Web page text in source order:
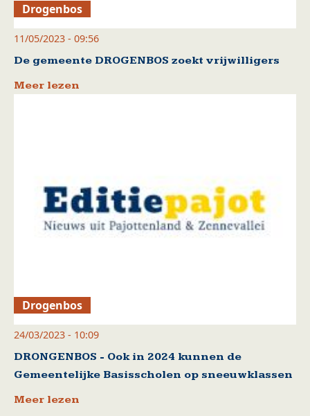
Drogenbos
11/05/2023 - 09:56
De gemeente DROGENBOS zoekt vrijwilligers
Meer lezen
Drogenbos
24/03/2023 - 10:09
DRONGENBOS - Ook in 2024 kunnen de
Gemeentelijke Basisscholen op sneeuwklassen
Meer lezen